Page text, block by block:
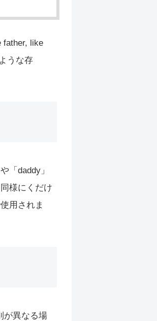
father, like
うな存
「daddy」
様にくだけ
用されま
が異なる場